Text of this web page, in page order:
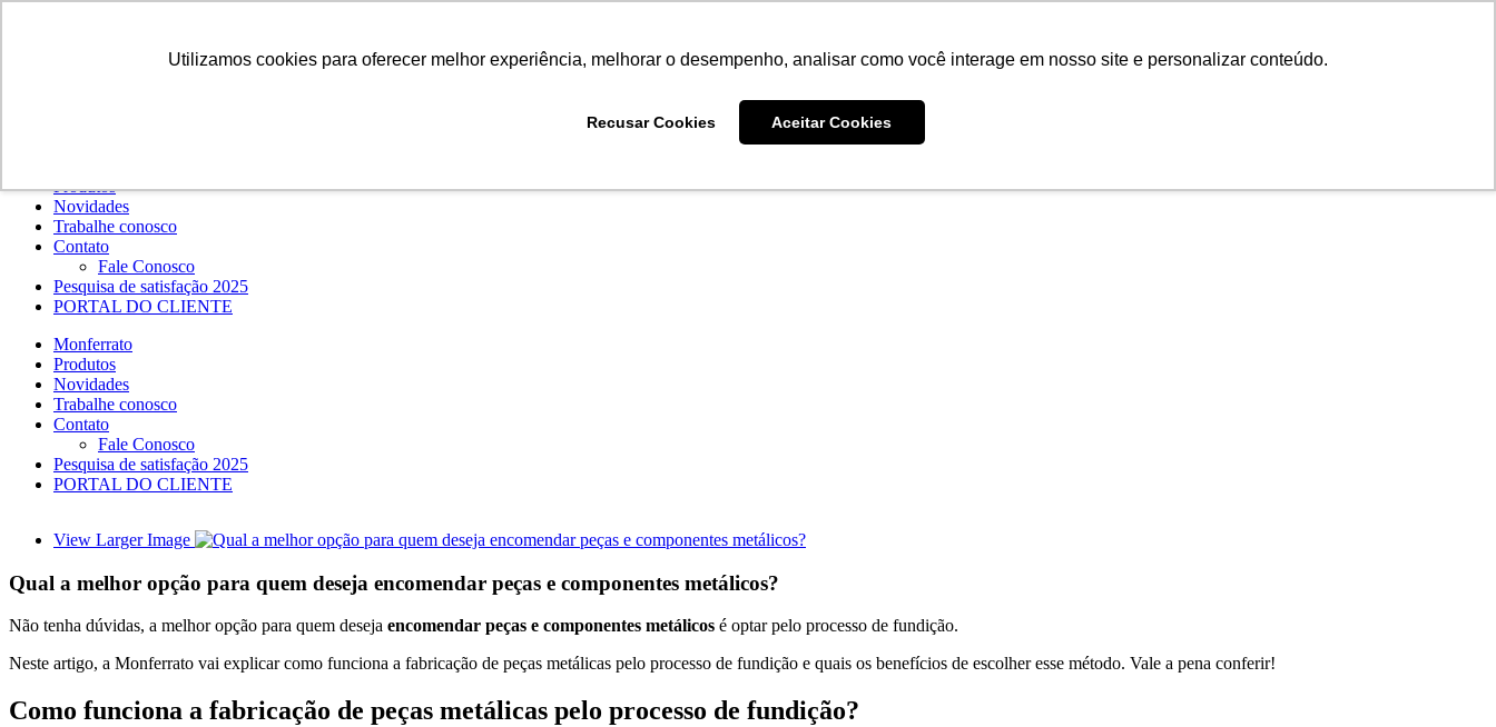
Utilizamos cookies para oferecer melhor experiência, melhorar o desempenho, analisar como você interage em nosso site e personalizar conteúdo.
Recusar Cookies Aceitar Cookies
LinkedInYouTubeE-mail
Produtos
Novidades
Trabalhe conosco
Contato
Fale Conosco
Pesquisa de satisfação 2025
PORTAL DO CLIENTE
Monferrato
Produtos
Novidades
Trabalhe conosco
Contato
Fale Conosco
Pesquisa de satisfação 2025
PORTAL DO CLIENTE
View Larger Image
Qual a melhor opção para quem deseja encomendar peças e componentes metálicos?
Não tenha dúvidas, a melhor opção para quem deseja encomendar peças e componentes metálicos é optar pelo processo de fundição.
Neste artigo, a Monferrato vai explicar como funciona a fabricação de peças metálicas pelo processo de fundição e quais os benefícios de escolher esse método. Vale a pena conferir!
Como funciona a fabricação de peças metálicas pelo processo de fundição?